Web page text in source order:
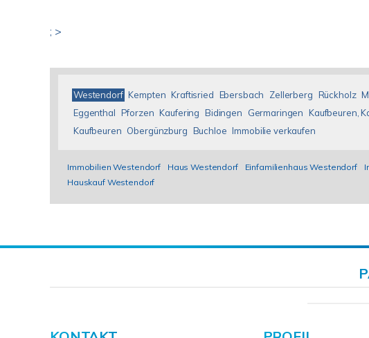
; >
Westendorf Kempten Kraftisried Ebersbach Zellerberg Rückholz
Eggenthal Pforzen Kaufering Bidingen Germaringen Kaufbeuren,
Kaufbeuren Obergünzburg Buchloe Immobilie verkaufen
Immobilien Westendorf Haus Westendorf Einfamilienhaus Westendorf
Hauskauf Westendorf